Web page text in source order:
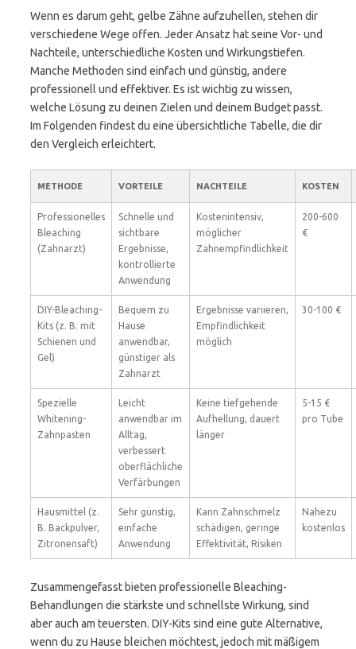
Wenn es darum geht, gelbe Zähne aufzuhellen, stehen dir
verschiedene Wege offen. Jeder Ansatz hat seine Vor- und
Nachteile, unterschiedliche Kosten und Wirkungstiefen.
Manche Methoden sind einfach und günstig, andere
professionell und effektiver. Es ist wichtig zu wissen,
welche Lösung zu deinen Zielen und deinem Budget passt.
Im Folgenden findest du eine übersichtliche Tabelle, die dir
den Vergleich erleichtert.
METHODE VORTEILE NACHTEILE KOSTEN
Professionelles
Bleaching
(Zahnarzt)
Schnelle und
sichtbare
Ergebnisse,
kontrollierte
Anwendung
Kostenintensiv,
möglicher
Zahnempfindlichkeit
200-600
€
DIY-Bleaching-
Kits (z. B. mit
Schienen und
Gel)
Bequem zu
Hause
anwendbar,
günstiger als
Zahnarzt
Ergebnisse variieren,
Empfindlichkeit
möglich
30-100 €
Spezielle
Whitening-
Zahnpasten
Leicht
anwendbar im
Alltag,
verbessert
oberflächliche
Verfärbungen
Keine tiefgehende
Aufhellung, dauert
länger
5-15 €
pro Tube
Hausmittel (z.
B. Backpulver,
Zitronensaft)
Sehr günstig,
einfache
Anwendung
Kann Zahnschmelz
schädigen, geringe
Effektivität, Risiken
Nahezu
kostenlos
Zusammengefasst bieten professionelle Bleaching-
Behandlungen die stärkste und schnellste Wirkung, sind
aber auch am teuersten. DIY-Kits sind eine gute Alternative,
wenn du zu Hause bleichen möchtest, jedoch mit mäßigem